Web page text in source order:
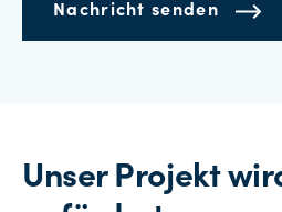
Nachricht senden
Unser Projekt